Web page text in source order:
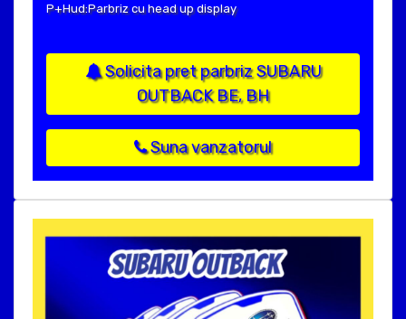
P+Hud:Parbriz cu head up display
Solicita pret parbriz SUBARU
OUTBACK BE, BH
Suna vanzatorul